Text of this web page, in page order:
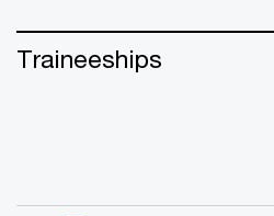
Traineeships